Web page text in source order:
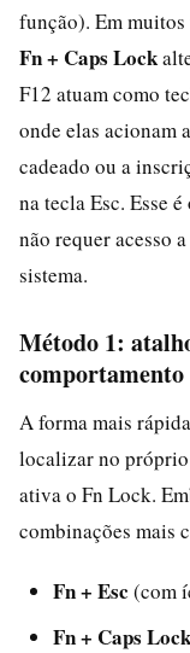
função). Em
Fn + Caps Lock
F12 atuam como
onde elas acionam
cadeado ou a
na tecla Esc. Esse
não requer acesso
sistema.
Método 1:
comportamento
A forma mais
localizar no próprio
ativa o Fn Lock.
combinações mais
Fn + Esc (com
Fn + Caps Lock